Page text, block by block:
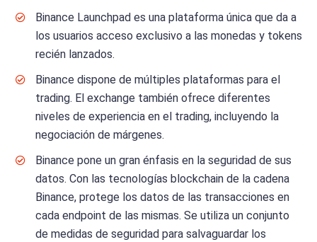
Binance Launchpad es una plataforma única que da a
los usuarios acceso exclusivo a las monedas y tokens
recién lanzados.
Binance dispone de múltiples plataformas para el
trading. El exchange también ofrece diferentes
niveles de experiencia en el trading, incluyendo la
negociación de márgenes.
Binance pone un gran énfasis en la seguridad de sus
datos. Con las tecnologías blockchain de la cadena
Binance, protege los datos de las transacciones en
cada endpoint de las mismas. Se utiliza un conjunto
de medidas de seguridad para salvaguardar los